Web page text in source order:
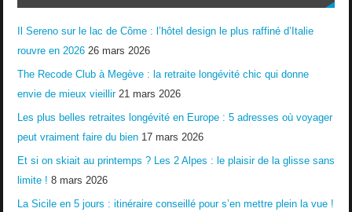
Il Sereno sur le lac de Côme : l’hôtel design le plus raffiné d’Italie
rouvre en 2026 26 mars 2026
The Recode Club à Megève : la retraite longévité chic qui donne
envie de mieux vieillir 21 mars 2026
Les plus belles retraites longévité en Europe : 5 adresses où voyager
peut vraiment faire du bien 17 mars 2026
Et si on skiait au printemps ? Les 2 Alpes : le plaisir de la glisse sans
limite ! 8 mars 2026
La Sicile en 5 jours : itinéraire conseillé pour s’en mettre plein la vue !